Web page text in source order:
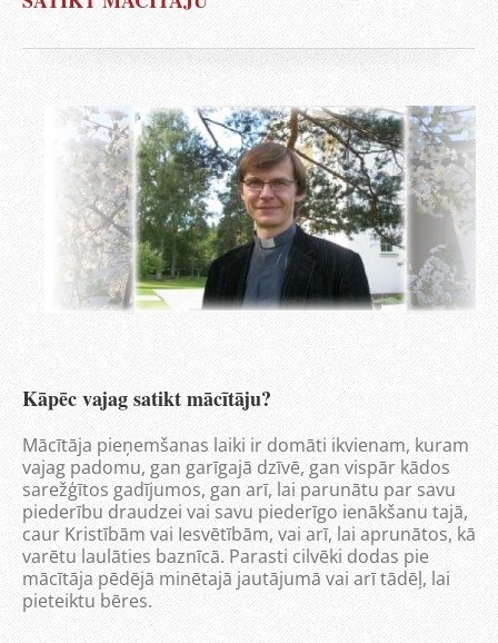
Kāpēc vajag satikt mācītāju?
Mācītāja pieņemšanas laiki ir domāti ikvienam, kuram
vajag padomu, gan garīgajā dzīvē, gan vispār kādos
sarežģītos gadījumos, gan arī, lai parunātu par savu
piederību draudzei vai savu piederīgo ienākšanu tajā,
caur Kristībām vai Iesvētībām, vai arī, lai aprunātos, kā
varētu laulāties baznīcā. Parasti cilvēki dodas pie
mācītāja pēdējā minētajā jautājumā vai arī tādēļ, lai
pieteiktu bēres.